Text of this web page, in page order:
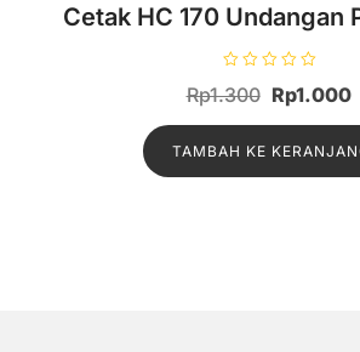
Cetak HC 170 Undangan
i
i
a
0
Rp1.300 Harga
aslinya
adalah:
Rp1.300.
Rp1.000
TAMBAH KE